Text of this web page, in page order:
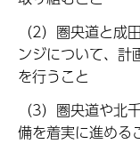
（2）圏央道と成
ンジについて、計
を行うこと
（3）圏央道や北
備を着実に進める